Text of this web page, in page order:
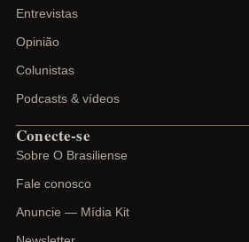
Entrevistas
Opinião
Colunistas
Podcasts & vídeos
Conecte-se
Sobre O Brasiliense
Fale conosco
Anuncie — Mídia Kit